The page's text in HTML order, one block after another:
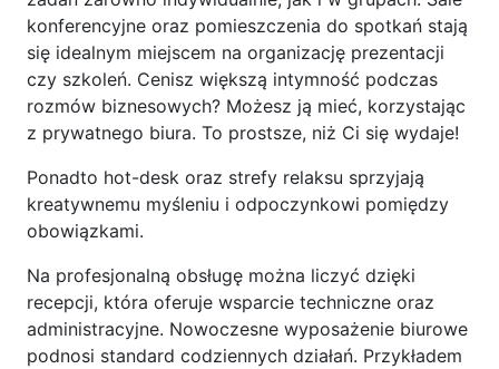
konferencyjne oraz pomieszczenia do spotkań stają
się idealnym miejscem na organizację prezentacji
czy szkoleń. Cenisz większą intymność podczas
rozmów biznesowych? Możesz ją mieć, korzystając
z prywatnego biura. To prostsze, niż Ci się wydaje!
Ponadto hot-desk oraz strefy relaksu sprzyjają
kreatywnemu myśleniu i odpoczynkowi pomiędzy
obowiązkami.
Na profesjonalną obsługę można liczyć dzięki
recepcji, która oferuje wsparcie techniczne oraz
administracyjne. Nowoczesne wyposażenie biurowe
podnosi standard codziennych działań. Przykładem